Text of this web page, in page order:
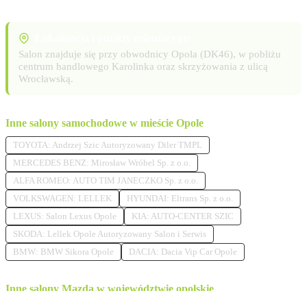
Salon znajduje się przy obwodnicy Opola (DK46), w pobliżu
centrum handlowego Karolinka oraz skrzyżowania z ulicą
Wrocławską.
Inne salony samochodowe w mieście Opole
TOYOTA: Andrzej Szic Autoryzowany Diler TMPL
MERCEDES BENZ: Mirosław Wróbel Sp. z o.o.
ALFA ROMEO: AUTO TIM JANECZKO Sp. z o.o.
VOLKSWAGEN: LELLEK
HYUNDAI: Eltrans Sp. z o.o.
LEXUS: Salon Lexus Opole
KIA: AUTO-CENTER SZIC
SKODA: Lellek Opole Autoryzowany Salon i Serwis
BMW: BMW Sikora Opole
DACIA: Dacia Vip Car Opole